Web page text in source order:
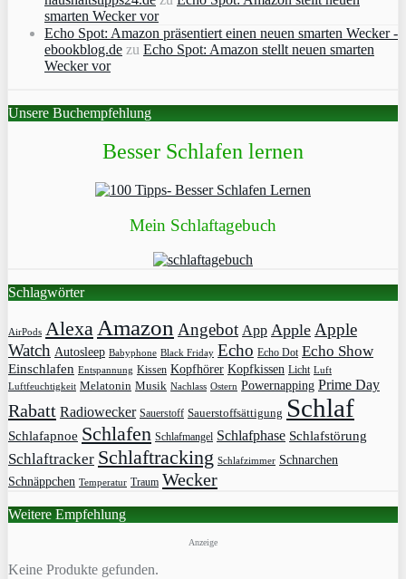
smarten Wecker vor
Echo Spot: Amazon präsentiert einen neuen smarten Wecker -
ebookblog.de zu Echo Spot: Amazon stellt neuen smarten
Wecker vor
Unsere Buchempfehlung
Besser Schlafen lernen
Mein Schlaftagebuch
Schlagwörter
AirPods Alexa Amazon Angebot App Apple Apple
Watch Autosleep Babyphone Black Friday Echo Echo Dot Echo Show
Einschlafen Entspannung Kissen Kopfhörer Kopfkissen Licht Luft
Luftfeuchtigkeit Melatonin Musik Nachlass Ostern Powernapping Prime Day
Rabatt Radiowecker Sauerstoff Sauerstoffsättigung Schlaf
Schlafapnoe Schlafen Schlafmangel Schlafphase Schlafstörung
Schlaftracker Schlaftracking Schlafzimmer Schnarchen
Schnäppchen Temperatur Traum Wecker
Weitere Empfehlung
Anzeige
Keine Produkte gefunden.